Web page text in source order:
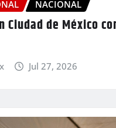
NACIONAL
Ciudad de México
Jul 27, 2026